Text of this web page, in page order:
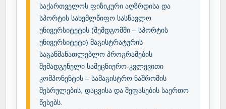
საქართველოს ფიზიკური აღზრდისა და
სპორტის სახემლწიფო სასწავლო
უნივერსიტეტის (შემდგომში – სპორტის
უნივერსიტეტი) მაგისტრატურის
საგანმანათლებლო პროგრამების
შემადგენელი სამეცნიერო-კვლევითი
კომპონენტის – სამაგისტრო ნაშრომის
შესრულების, დაცვისა და შეფასების საერთო
წესებს.